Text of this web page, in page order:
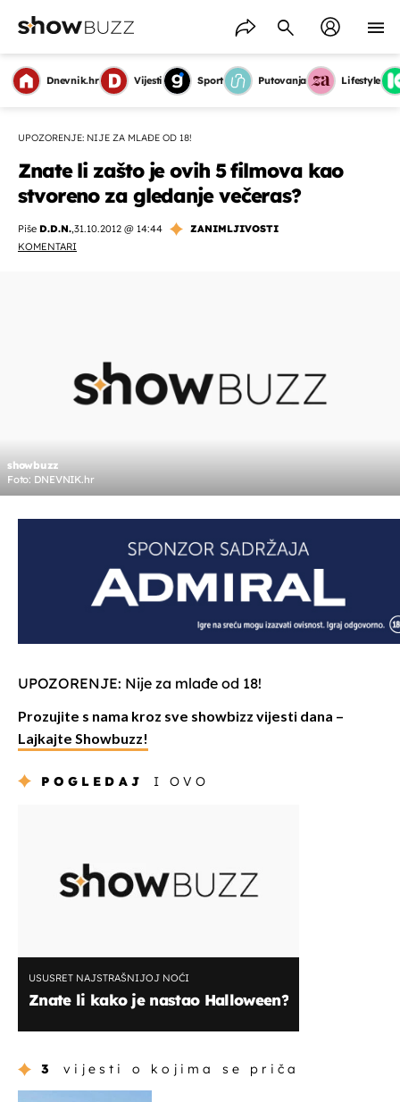
Dnevnik.hr Vijesti Sport Putovanja Lifestyle
UPOZORENJE: NIJE ZA MLAĐE OD 18!
Znate li zašto je ovih 5 filmova kao
stvoreno za gledanje večeras?
Piše D.D.N.,31.10.2012 @ 14:44
ZANIMLJIVOSTI
KOMENTARI
showbuzz
Foto: DNEVNIK.hr
UPOZORENJE: Nije za mlađe od 18!
Prozujite s nama kroz sve showbizz vijesti dana –
Lajkajte Showbuzz!
POGLEDAJ I OVO
USUSRET NAJSTRAŠNIJOJ NOĆI
Znate li kako je nastao Halloween?
3 vijesti o kojima se priča